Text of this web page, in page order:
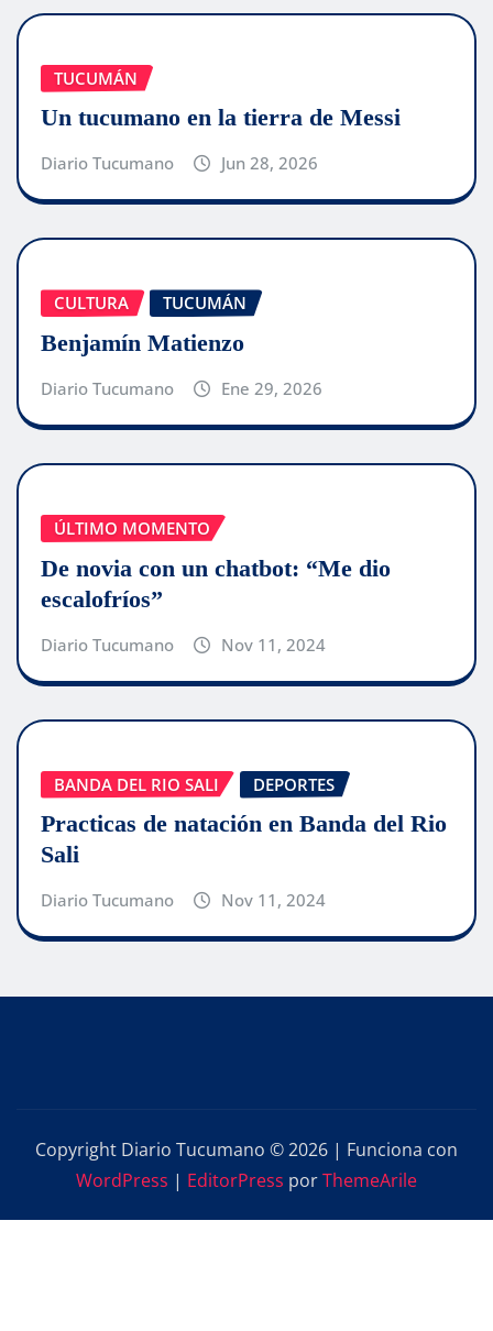
TUCUMÁN
Un tucumano en la tierra de Messi
Diario Tucumano Jun 28, 2026
CULTURA TUCUMÁN
Benjamín Matienzo
Diario Tucumano Ene 29, 2026
ÚLTIMO MOMENTO
De novia con un chatbot: “Me dio
escalofríos”
Diario Tucumano Nov 11, 2024
BANDA DEL RIO SALI DEPORTES
Practicas de natación en Banda del Rio
Sali
Diario Tucumano Nov 11, 2024
Copyright Diario Tucumano © 2026 | Funciona con
WordPress | EditorPress porThemeArile